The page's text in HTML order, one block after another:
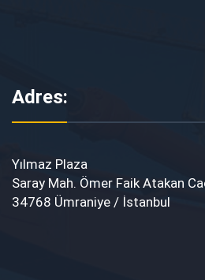
Adres:
Yılmaz Plaza
Saray Mah. Ömer Faik Atakan
34768 Ümraniye / İstanbul